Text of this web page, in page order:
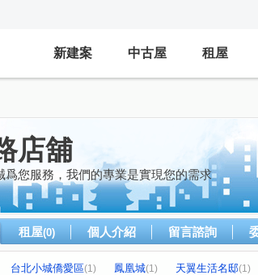
新建案 中古屋 租屋
店舖
爲您服務，我們的專業是實現您的需求
租屋(0) 個人介紹 留言諮詢
台北小城僑愛區(1) 鳳凰城(1) 天翼生活名邸(1)